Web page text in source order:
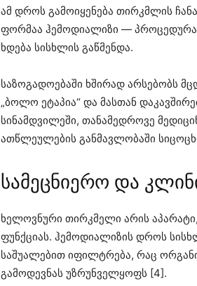
ამ დროს გამოიყენება თირკმლის
ფორმაა ჰემოდიალიზი —
ხდება სისხლის გაწმენდა.
საზოგადოებაში ხშირად არსებობს
„ბოლო ეტაპია“ და მასთან
სინამდვილეში, თანამედროვე
ათწლეულების განმავლობაში
სამეცნიერო და
ხელოვნური თირკმელი არის
ფუნქციას. ჰემოდიალიზის დროს
საშუალებით იფილტრება, რაც
გამოდევნას უზრუნველყოფს [4].